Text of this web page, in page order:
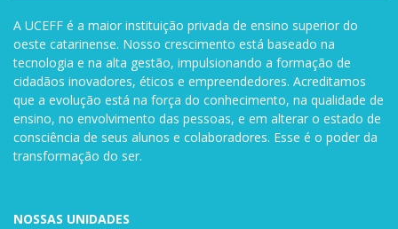
A UCEFF é a maior instituição privada de ensino superior do
oeste catarinense. Nosso crescimento está baseado na
tecnologia e na alta gestão, impulsionando a formação de
cidadãos inovadores, éticos e empreendedores. Acreditamos
que a evolução está na força do conhecimento, na qualidade de
ensino, no envolvimento das pessoas, e em alterar o estado de
consciência de seus alunos e colaboradores. Esse é o poder da
transformação do ser.
NOSSAS UNIDADES